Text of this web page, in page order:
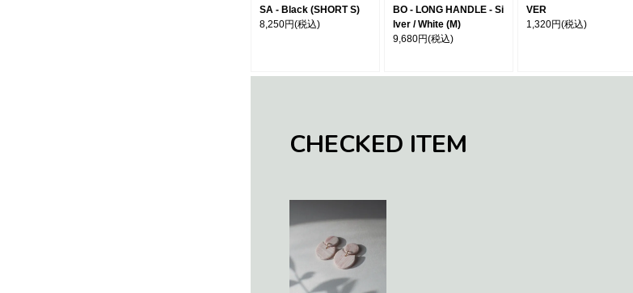
SA - Black (SHORT S)
8,250円(税込)
BO - LONG HANDLE - Si
lver / White (M)
9,680円(税込)
VER
1,320円(税込)
CHECKED ITEM